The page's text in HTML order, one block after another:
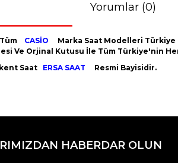
Yorumlar (0)
CASİO Marka Saat Modelleri Türkiye
Ve Orjinal Kutusu İle Tüm Türkiye'nin
Saat ERSA SAAT Resmi Bayisidir.
için teşekkür ederiz.
bozuk veya görüntülenemiyor.
HABERDAR OLUN